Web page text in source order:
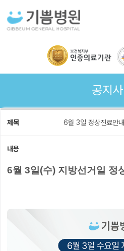
공지
제목 6월 3일 정상진료안내
내용
6월 3일(수) 지방선거일 정